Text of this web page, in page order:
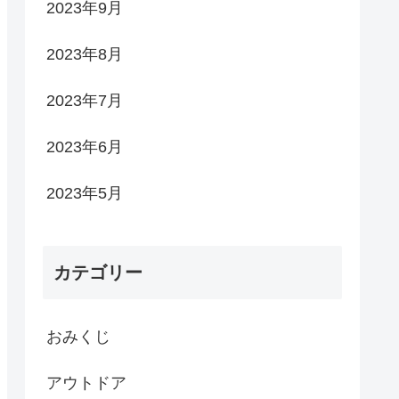
2023年9月
2023年8月
2023年7月
2023年6月
2023年5月
カテゴリー
おみくじ
アウトドア